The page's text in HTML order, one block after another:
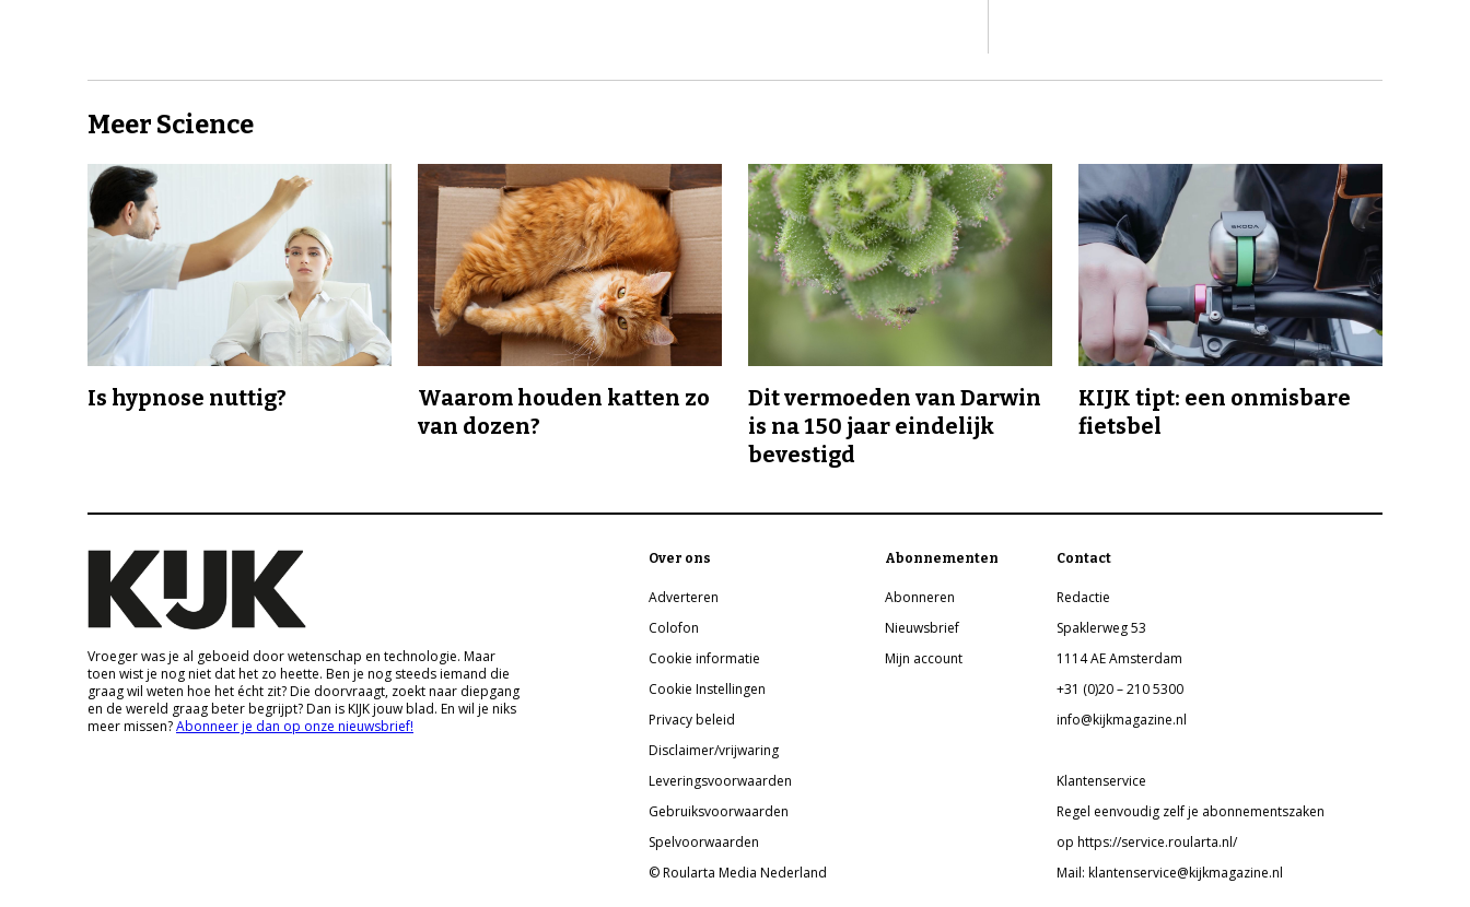
Meer Science
Is hypnose nuttig?
Waarom houden katten zo
van dozen?
Dit vermoeden van Darwin
is na 150 jaar eindelijk
bevestigd
KIJK tipt: een onmisbare
fietsbel
Vroeger was je al geboeid door wetenschap en technologie. Maar
toen wist je nog niet dat het zo heette. Ben je nog steeds iemand die
graag wil weten hoe het écht zit? Die doorvraagt, zoekt naar diepgang
en de wereld graag beter begrijpt? Dan is KIJK jouw blad. En wil je niks
meer missen?Abonneer je dan op onze nieuwsbrief!
Over ons
Adverteren
Colofon
Cookie informatie
Cookie Instellingen
Privacy beleid
Disclaimer/vrijwaring
Leveringsvoorwaarden
Gebruiksvoorwaarden
Spelvoorwaarden
© Roularta Media Nederland
Abonnementen
Abonneren
Nieuwsbrief
Mijn account
Contact
Redactie
Spaklerweg 53
1114 AE Amsterdam
+31 (0)20 – 210 5300
info@kijkmagazine.nl
Klantenservice
Regel eenvoudig zelf je abonnementszaken
op https://service.roularta.nl/
Mail: klantenservice@kijkmagazine.nl